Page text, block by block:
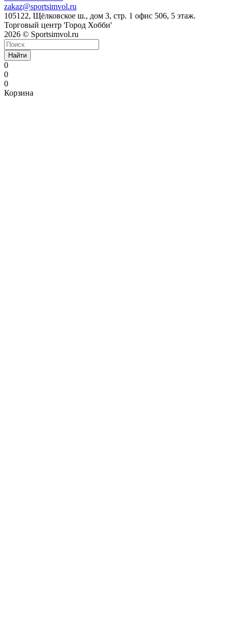
zakaz@sportsimvol.ru
105122, Щёлковское ш., дом 3, стр. 1 офис 506, 5 этаж.
Торговый центр 'Город Хобби'
2026 © Sportsimvol.ru
Найти
0
0
0
Корзина